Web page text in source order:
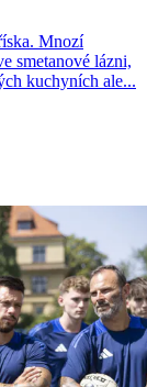
Mnozí
smetanové lázni,
kuchyních ale...